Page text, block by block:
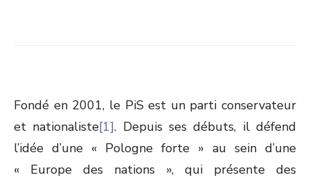
Fondé en 2001, le PiS est un parti conservateur
et nationaliste[1]. Depuis ses débuts, il défend
l’idée d’une « Pologne forte » au sein d’une
« Europe des nations », qui présente des